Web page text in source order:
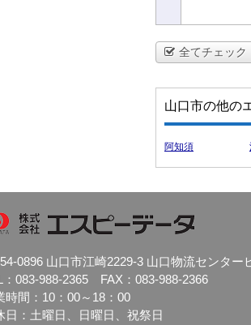
全てチェック
山口市の他の
阿知須
0896 山口市江崎2229-3 山口物流センター
：083-988-2365 FAX：083-988-2366
時間：10：00～18：00
日：土曜日、日曜日、祝祭日